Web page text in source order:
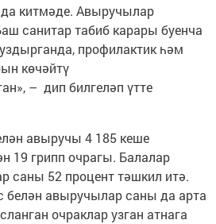
да китмәде. Авыручылар
санитар табиб карары буенча
профилактик һәм
көчәйтү
– дип билгеләп үтте
авыручы 4 185 кеше
19 грипп очрагы. Балалар
саны 52 процент тәшкил итә.
белән авыручылар саны да арта
очраклар узган атнага